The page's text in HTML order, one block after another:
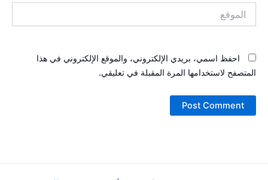
احفظ اسمي، بريدي الإلكتروني، والموقع الإلكتروني في هذا
المتصفح لاستخدامها المرة المقبلة في تعليقي.